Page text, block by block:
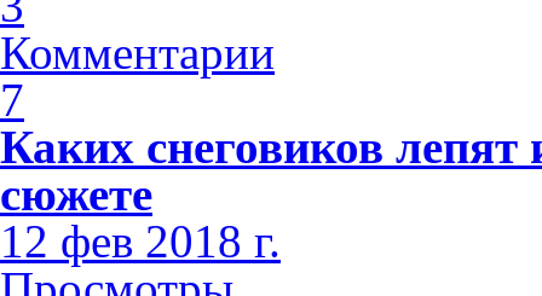
Комментарии
7
Каких снеговиков
сюжете
12 фев 2018 г.